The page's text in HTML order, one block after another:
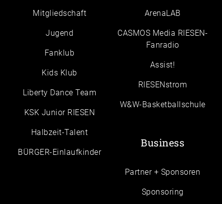
Mitgliedschaft
Jugend
Fanklub
Kids Klub
Liberty Dance Team
KSK Junior RIESEN
Halbzeit-Talent
BÜRGER-Einlaufkinder
ArenaLAB
CASMOS Media RIESEN-
Fanradio
Assist!
RIESENstrom
W&W-Basketballschule
Business
Partner + Sponsoren
Sponsoring